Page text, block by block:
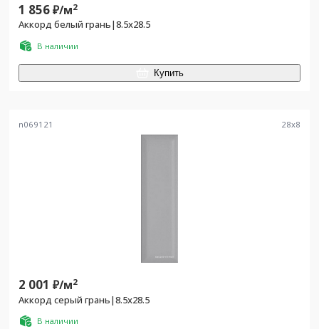
1 856₽/м2
Аккорд белый грань|8.5x28.5
В наличии
Купить
n069121 28x8
2 001 ₽/м2
Аккорд серый грань|8.5x28.5
В наличии